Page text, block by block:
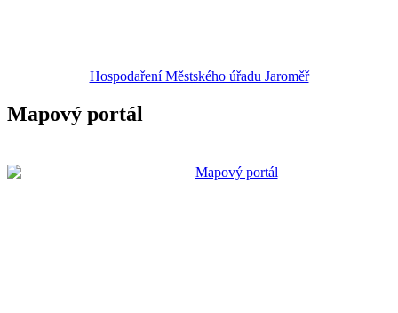
Hospodaření Městského úřadu Jaroměř
Mapový portál